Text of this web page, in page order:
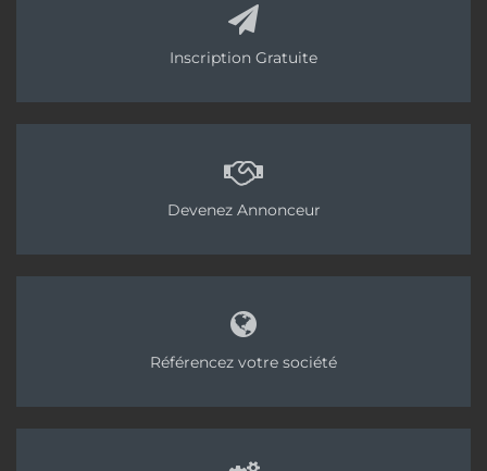
Inscription Gratuite
Devenez Annonceur
Référencez votre société